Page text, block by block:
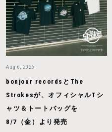
Aug 6, 2026
bonjour recordsとThe
Strokesが、オフィシャルTシ
ャツ＆トートバッグを
8/7（金）より発売